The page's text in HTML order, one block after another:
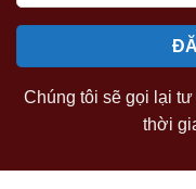
Chúng tôi sẽ gọi lại
thời